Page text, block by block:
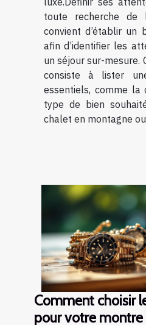
toute recherche
convient d’établir un
afin d’identifier les
un séjour sur-mesure.
consiste à lister
essentiels, comme la
type de bien
chalet en montagne
Comment choisir
pour votre montre